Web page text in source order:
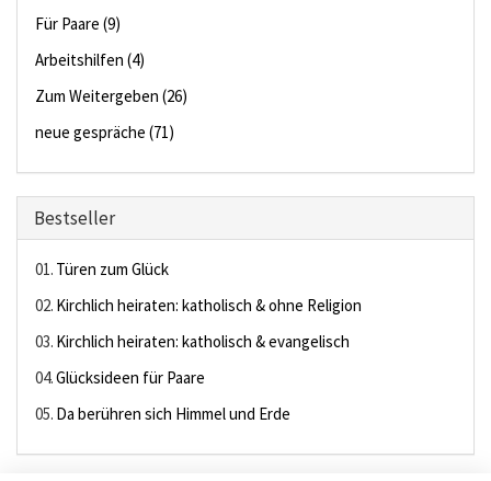
Für Paare (9)
Arbeitshilfen (4)
Zum Weitergeben (26)
neue gespräche (71)
Bestseller
01. Türen zum Glück
02. Kirchlich heiraten: katholisch & ohne Religion
03. Kirchlich heiraten: katholisch & evangelisch
04.Glücksideen für Paare
05. Da berühren sich Himmel und Erde